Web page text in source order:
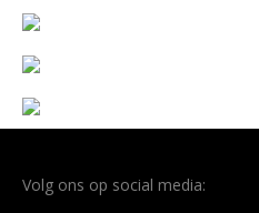
Volg ons op social media: